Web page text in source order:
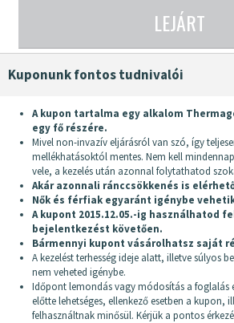
LEJÁRT
Kuponunk fontos tudnivalói
A kupon tartalma egy alkalom
egy fő részére.
Mivel non-invazív eljárásról van szó, így
mellékhatásoktól mentes. Nem kell
vele, a kezelés után azonnal folytathatod
Akár azonnali ránccsökkenés is
Nők és férfiak egyaránt igénybe
A kupont 2015.12.05.-ig használhatod
bejelentkezést követően.
Bármennyi kupont vásárolhatsz saját
A kezelést terhesség ideje alatt, illetve súlyos
nem veheted igénybe.
Időpont lemondás vagy módosítás a foglalás
előtte lehetséges, ellenkező esetben a kupon,
felhasználtnak minősül. Kérjük a pontos